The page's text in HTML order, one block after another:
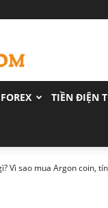
FOREX TIỀN ĐIỆN
Vì sao mua Argon coin,